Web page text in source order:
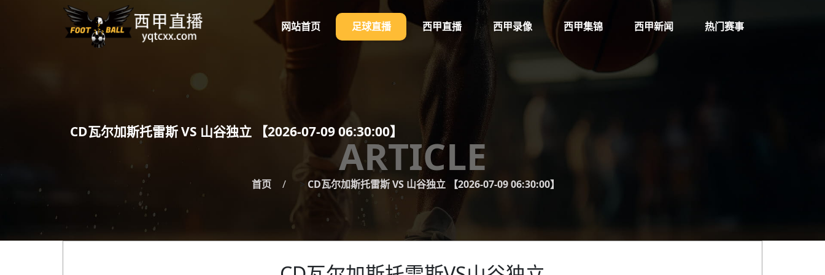
网站首页 足球直播 西甲直播 西甲录像 西甲集锦 西甲新闻 热门赛事
CD瓦尔加斯托雷斯 VS 山谷独立 【2026-07-09 06:30:00】
ARTICLE
首页 > CD瓦尔加斯托雷斯 VS 山谷独立 【2026-07-09 06:30:00】